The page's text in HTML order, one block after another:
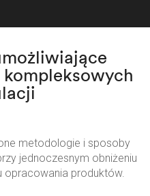
metodologie i sposoby
jednoczesnym obniżeniu
opracowania produktów.